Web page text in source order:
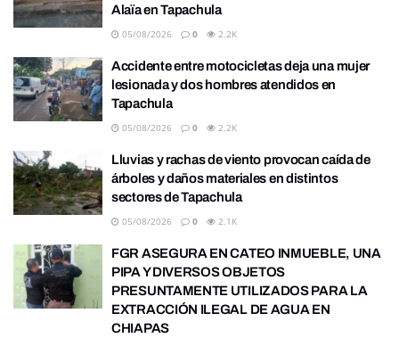
Alaïa en Tapachula
05/08/2026 0 2.2K
Accidente entre motocicletas deja una mujer
lesionada y dos hombres atendidos en
Tapachula
05/08/2026 0 2.2K
Lluvias y rachas de viento provocan caída de
árboles y daños materiales en distintos
sectores de Tapachula
05/08/2026 0 2.1K
FGR ASEGURA EN CATEO INMUEBLE, UNA
PIPA Y DIVERSOS OBJETOS
PRESUNTAMENTE UTILIZADOS PARA LA
EXTRACCIÓN ILEGAL DE AGUA EN
CHIAPAS